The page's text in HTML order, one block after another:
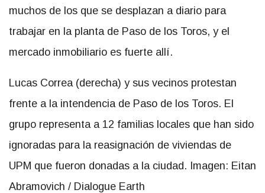
muchos de los que se desplazan a diario para
trabajar en la planta de Paso de los Toros, y el
mercado inmobiliario es fuerte allí.
Lucas Correa (derecha) y sus vecinos protestan
frente a la intendencia de Paso de los Toros. El
grupo representa a 12 familias locales que han sido
ignoradas para la reasignación de viviendas de
UPM que fueron donadas a la ciudad. Imagen: Eitan
Abramovich / Dialogue Earth